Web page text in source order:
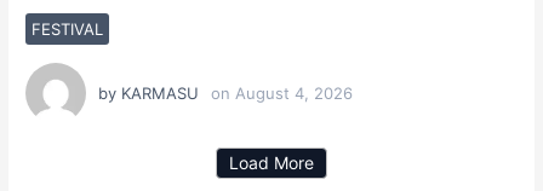
FESTIVAL
by KARMASU on August 4, 2026
Load More